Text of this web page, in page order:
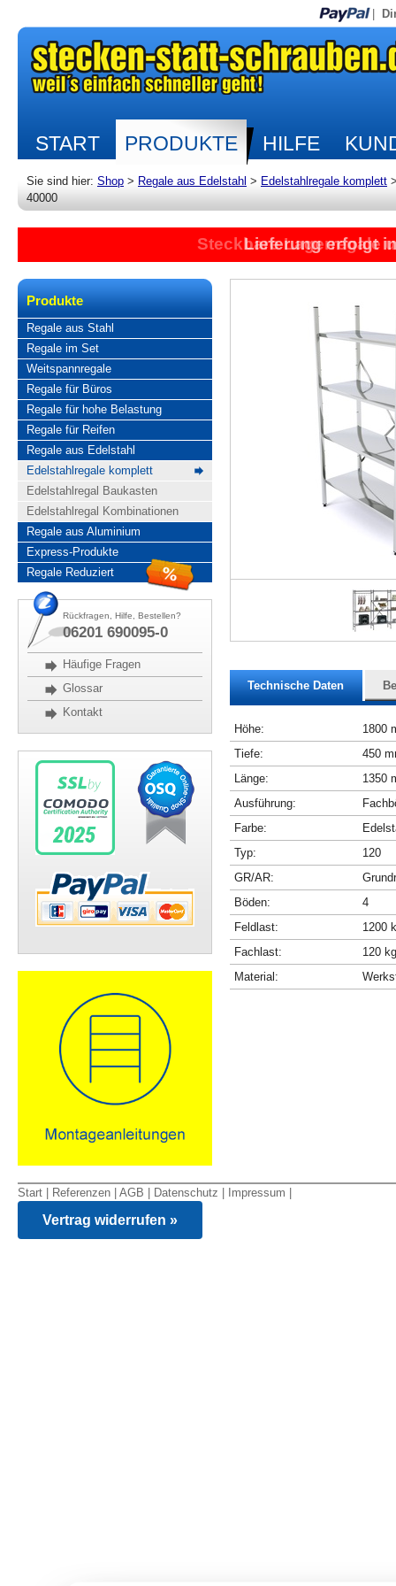
START PRODUKTE HILFE
Sie sind hier: Shop > Regale aus Edelstahl > Edelstahlregale komplett
40000
Steckbare Lagerregale
Lieferung erfolgt
Produkte
Regale aus Stahl
Regale im Set
Weitspannregale
Regale für Büros
Regale für hohe Belastung
Regale für Reifen
Regale aus Edelstahl
Edelstahlregale komplett
Edelstahlregal Baukasten
Edelstahlregal Kombinationen
Regale aus Aluminium
Express-Produkte
Regale Reduziert
Rückfragen, Hilfe, Bestellen?
06201 690095-0
Häufige Fragen
Glossar
Kontakt
Technische Daten
Höhe:
1800
Tiefe:
450
Länge:
1350
Ausführung:
Farbe:
Typ:
120
GR/AR:
Böden:
4
Feldlast:
1200
Fachlast:
120 kg
Material:
Start Referenzen AGB Datenschutz Impressum
Vertrag widerrufen »